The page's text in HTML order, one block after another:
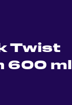
Twist
600 ml